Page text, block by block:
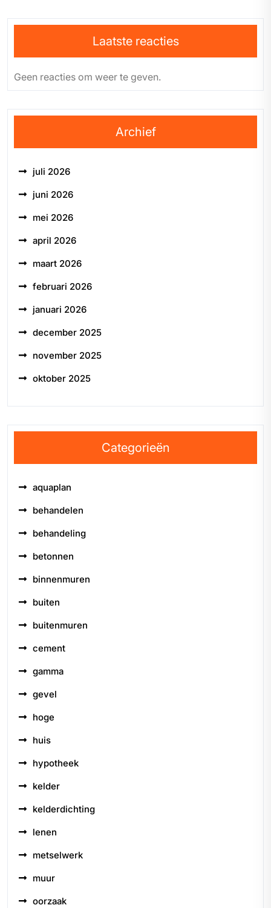
Laatste reacties
Geen reacties om weer te geven.
Archief
juli 2026
juni 2026
mei 2026
april 2026
maart 2026
februari 2026
januari 2026
december 2025
november 2025
oktober 2025
Categorieën
aquaplan
behandelen
behandeling
betonnen
binnenmuren
buiten
buitenmuren
cement
gamma
gevel
hoge
huis
hypotheek
kelder
kelderdichting
lenen
metselwerk
muur
oorzaak